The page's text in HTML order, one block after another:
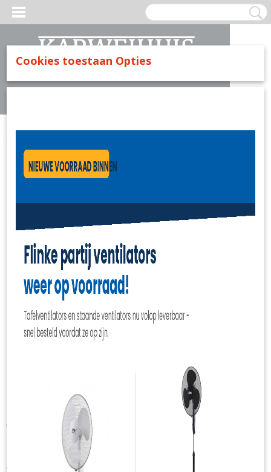
S-haken
€ 0,55 (inclusief btw 21%)
Op voorraad
Afmeting
Cookies toestaan Opties